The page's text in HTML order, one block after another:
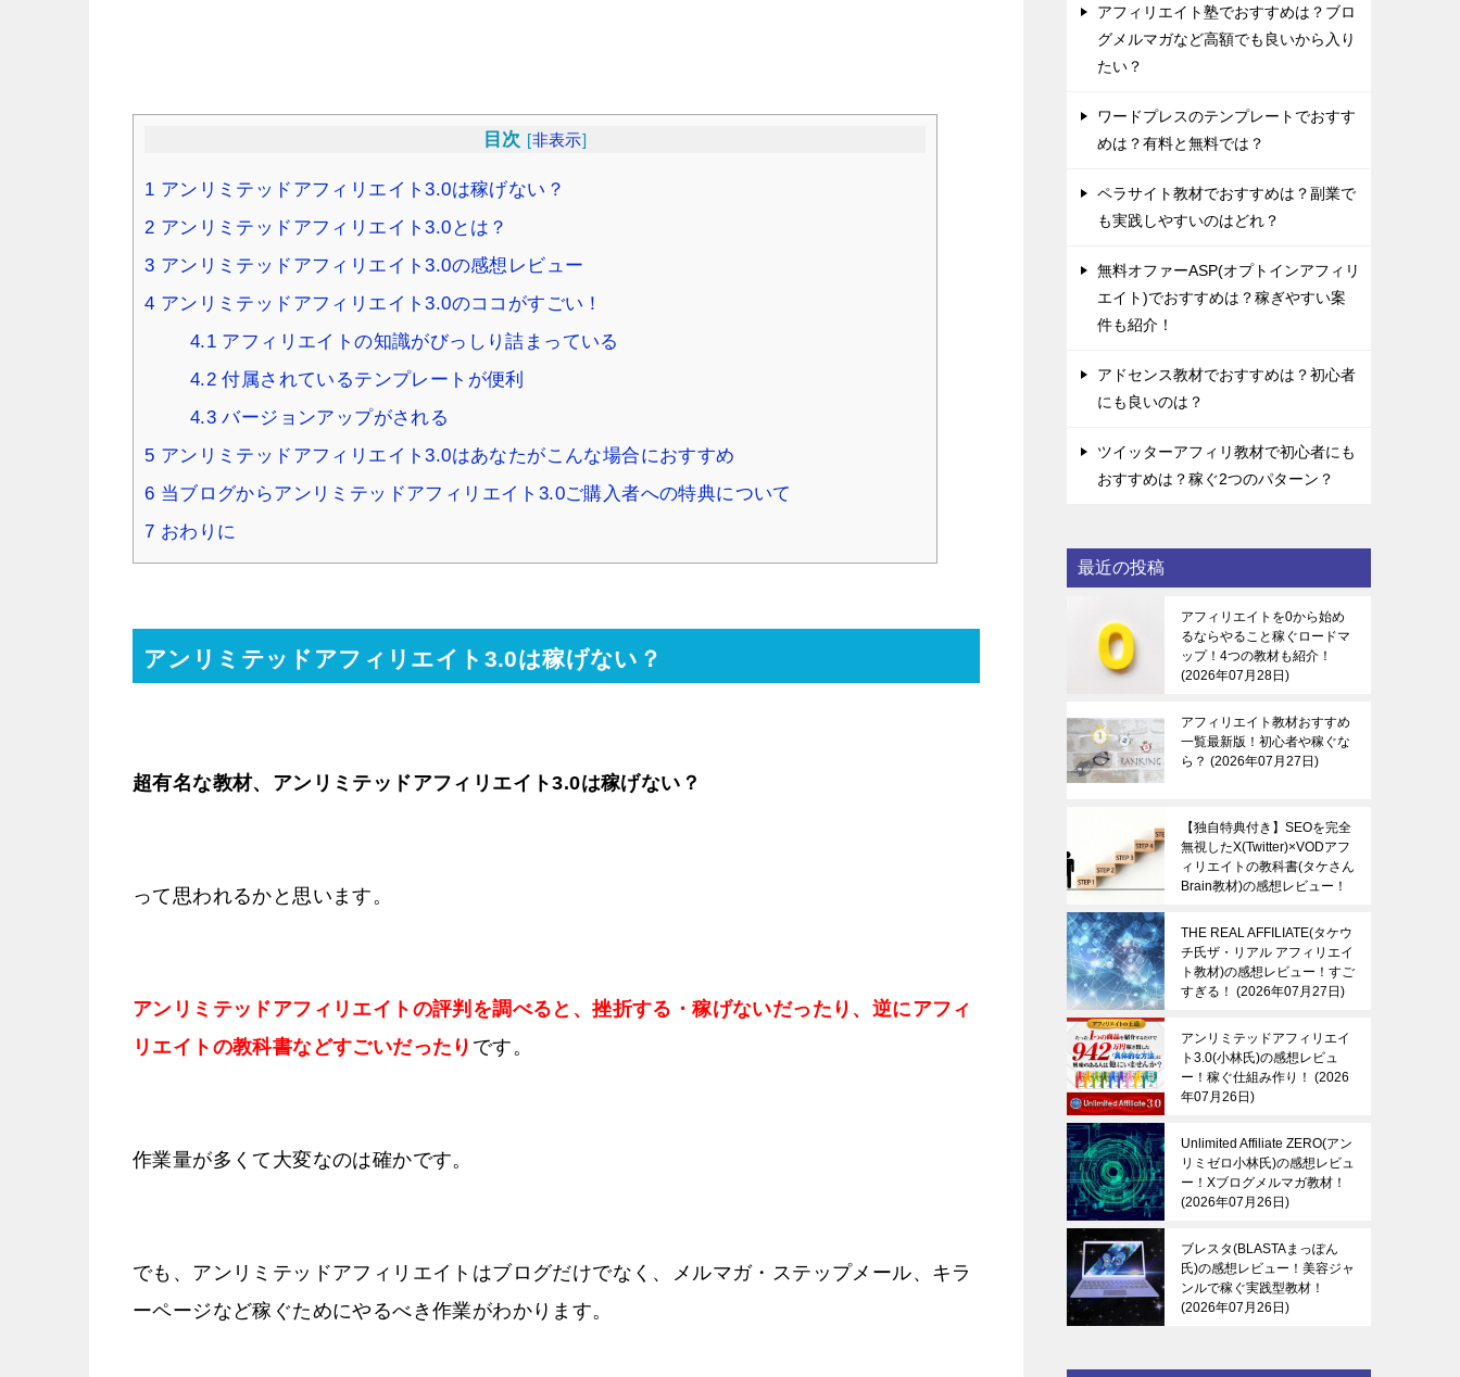
目次 [非表示]
1 アンリミテッドアフィリエイト3.0は稼げない？
2 アンリミテッドアフィリエイト3.0とは？
3 アンリミテッドアフィリエイト3.0の感想レビュー
4 アンリミテッドアフィリエイト3.0のココがすごい！
4.1 アフィリエイトの知識がびっしり詰まっている
4.2 付属されているテンプレートが便利
4.3 バージョンアップがされる
5 アンリミテッドアフィリエイト3.0はあなたがこんな場合におすすめ
6 当ブログからアンリミテッドアフィリエイト3.0ご購入者への特典について
7 おわりに
アンリミテッドアフィリエイト3.0は稼げない？
超有名な教材、アンリミテッドアフィリエイト3.0は稼げない？
って思われるかと思います。
アンリミテッドアフィリエイトの評判を調べると、挫折する・稼げないだったり、逆にアフィ
リエイトの教科書などすごいだったり です。
作業量が多くて大変なのは確かです。
でも、アンリミテッドアフィリエイトはブログだけでなく、メルマガ・ステップメール、キラ
ーページなど稼ぐためにやるべき作業がわかります。
アフィリエイト塾でおすすめは？ブロ
グメルマガなど高額でも良いから入り
たい？
ワードプレスのテンプレートでおすす
めは？有料と無料では？
ペラサイト教材でおすすめは？副業で
も実践しやすいのはどれ？
無料オファーASP(オプトインアフィリ
エイト)でおすすめは？稼ぎやすい案
件も紹介！
アドセンス教材でおすすめは？初心者
にも良いのは？
ツイッターアフィリ教材で初心者にも
おすすめは？稼ぐ2つのパターン？
最近の投稿
アフィリエイトを0から始め
るならやること稼ぐロードマ
ップ！4つの教材も紹介！
2026年07月28日
アフィリエイト教材おすすめ
一覧最新版！初心者や稼ぐな
ら？
2026年07月27日
【独自特典付き】SEOを完全
無視したX(Twitter)×VODアフ
ィリエイトの教科書(タケさん
Brain教材)の感想レビュー！
月27日
THE REAL AFFILIATE(タケウ
チ氏ザ・リアル アフィリエイ
ト教材)の感想レビュー！すご
すぎる！
2026年07月27日
アンリミテッドアフィリエイ
ト3.0(小林氏)の感想レビュ
ー！稼ぐ仕組み作り！
2026
年07月26日
Unlimited Affiliate ZERO(アン
リミゼロ小林氏)の感想レビュ
ー！Xブログメルマガ教材！
2026年07月26日
ブレスタ(BLASTAまっぽん
氏)の感想レビュー！美容ジャ
ンルで稼ぐ実践型教材！
2026年07月26日